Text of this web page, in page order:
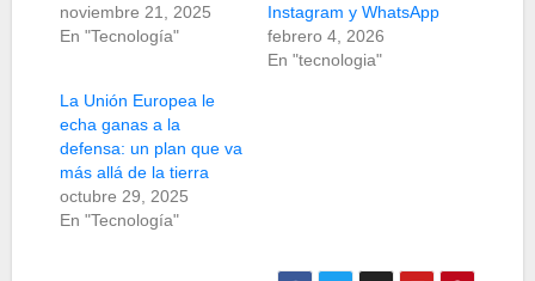
noviembre 21, 2025
En "Tecnología"
Instagram y WhatsApp
febrero 4, 2026
En "tecnologia"
La Unión Europea le
echa ganas a la
defensa: un plan que va
más allá de la tierra
octubre 29, 2025
En "Tecnología"